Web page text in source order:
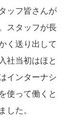
ッフ皆さんが
スタッフが長
く送り出して
社当初はほと
インターナシ
使って働くと
した。